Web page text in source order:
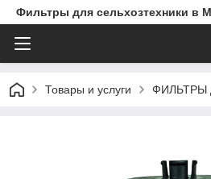
Фильтры для сельхозтехники в
Товары и услуги ФИЛЬТРЫ